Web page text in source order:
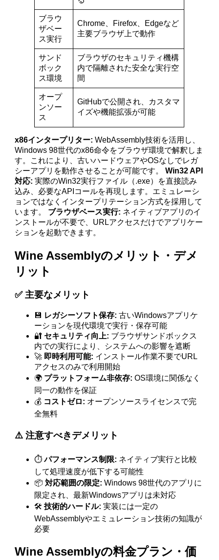
ブラウ
ザベー
ス実行
Chrome、Firefox、Edgeなど
主要ブラウザ上で動作
サンド
ボック
ス環境
ブラウザのセキュリティ機構
内で隔離された安全な実行空
間
オープ
ンソー
ス
GitHubで公開され、カスタマ
イズや機能拡張が可能
x86インタープリター: WebAssembly技術を活用し、
Windows 98世代のx86命令をブラウザ環境で解釈しま
す。これにより、古いハードウェアやOSなしでレガ
シーアプリを動作させることが可能です。Win32 API
対応: 実際のWin32実行ファイル（.exe）を直接読み
込み、必要なAPIコールを再現します。エミュレーシ
ョンではなくインタープリテーション方式を採用して
います。 ブラウザベース実行: ネイティブアプリのイ
ンストールが不要で、URLアクセスだけでアプリケー
ションを起動できます。
Wine Assemblyのメリット・デメ
リット
✅ 主要なメリット
💾 レガシーソフト保存: 古いWindowsアプリケ
ーションを現代環境で実行・保存可能
🔐 セキュリティ向上: ブラウザサンドボックス
内での実行により、システムへの影響を遮断
🚀 即時利用可能: インストール作業不要でURL
アクセスのみで利用開始
🌍 プラットフォーム非依存: OS環境に関係なく
同一の動作を保証
💰 コストゼロ: オープンソースライセンスで完
全無料
⚠️ 注意すべきデメリット
⏱️パフォーマンス制限: ネイティブ実行と比較
して処理速度が低下する可能性
📦対応範囲の限定: Windows 98世代のアプリに
限定され、最新Windowsアプリは未対応
🛠️技術的ハードル: 実装には一定の
WebAssemblyやエミュレーション技術の知識が
必要
Wine Assemblyの料金プラン・価